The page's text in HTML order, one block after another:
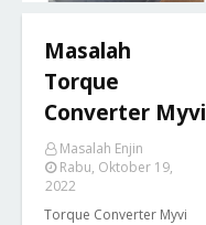
Masalah
Torque
Converter Myvi
Masalah Enjin
Rabu, Oktober 19,
2022
Torque Converter Myvi